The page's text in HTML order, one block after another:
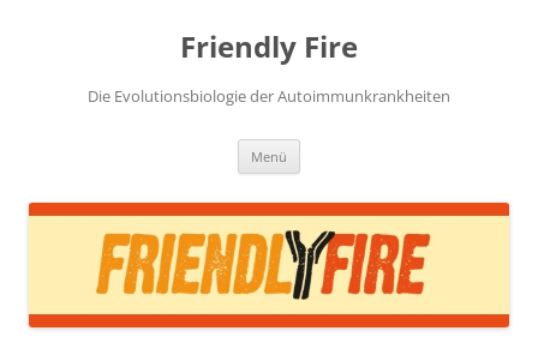
Friendly Fire
Die Evolutionsbiologie der Autoimmunkrankheiten
Menü